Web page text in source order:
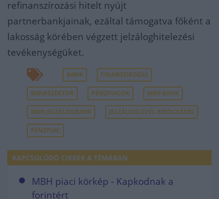
refinanszírozási hitelt nyújt
partnerbankjainak, ezáltal támogatva főként a
lakosság körében végzett jelzáloghitelezési
tevékenységüket.
BANK FINANSZÍROZÁS
BANKSZEKTOR PÉNZPIACOK MBH BANK
MBH JELZÁLOGBANK JELZÁLOGLEVÉL-KIBOCSÁTÁS
PÉNZPIAC
KAPCSOLÓDÓ CIKKEK A TÉMÁBAN
MBH piaci körkép - Kapkodnak a
forintért